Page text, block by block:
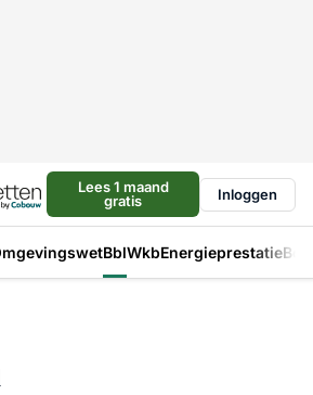
Lees 1 maand
gratis
Inloggen
BblWkbEnergieprestatie